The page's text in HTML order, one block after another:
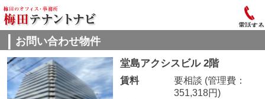
電話する
お問い合わせ物件
堂島アクシスビル 2階
賃料 要相談 (管理費：
351,318円)